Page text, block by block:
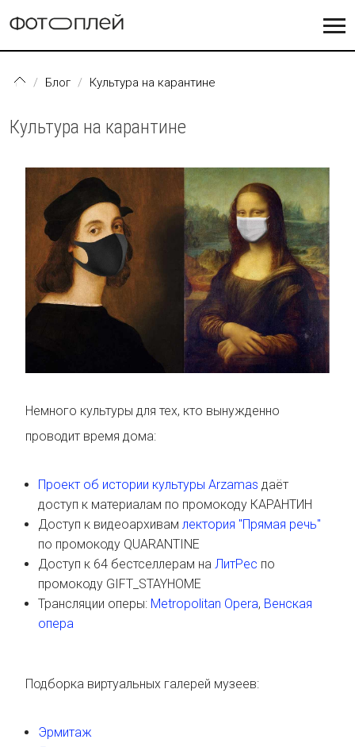
Блог Культура на карантине
Культура на карантине
Немного культуры для тех, кто вынужденно
проводит время дома:
Проект об истории культуры Arzamas даёт
доступ к материалам по промокоду КАРАНТИН
Доступ к видеоархивам лектория "Прямая речь"
по промокоду QUARANTINE
Доступ к 64 бестселлерам на ЛитРес по
промокоду GIFT_STAYHOME
Трансляции оперы: Metropolitan Opera, Венская
опера
Подборка виртуальных галерей музеев:
Эрмитаж